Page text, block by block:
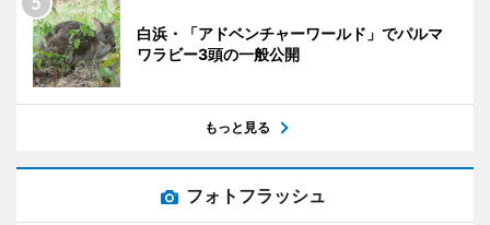
白浜・「アドベンチャーワールド」でパルマ
ワラビー3頭の一般公開
もっと見る
フォトフラッシュ